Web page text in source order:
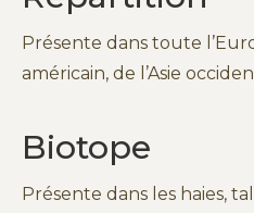
Présente dans toute
américain, de l’Asie
Biotope
Présente dans les haies,